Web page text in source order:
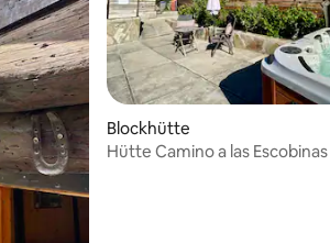
BewertungenBlockhütte
Hütte Camino a las Escobinas